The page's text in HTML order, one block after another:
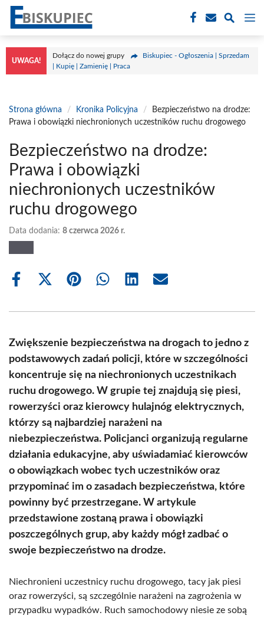
Przejdź
treści
UWAGA!
Dołącz do nowej grupy
Biskupiec - Ogłoszenia | Sprzedam
| Kupię | Zamienię | Praca
Strona główna / Kronika Policyjna /
Bezpieczeństwo na drodze:
Prawa i obowiązki niechronionych uczestników ruchu drogowego
Bezpieczeństwo na drodze:
Prawa i obowiązki
niechronionych uczestników
ruchu drogowego
Data dodania: 8 czerwca 2026 r.
Share
Share
(Twitter)
Share Share Share Share
Zwiększenie bezpieczeństwa na drogach to jedno z
podstawowych zadań policji, które w szczególności
koncentruje się na niechronionych uczestnikach
ruchu drogowego. W grupie tej znajdują się piesi,
rowerzyści oraz kierowcy hulajnóg elektrycznych,
którzy są najbardziej narażeni na
niebezpieczeństwa. Policjanci organizują regularne
działania edukacyjne, aby uświadamiać kierowców
o obowiązkach wobec tych uczestników oraz
przypominać im o zasadach bezpieczeństwa, które
powinny być przestrzegane. W artykule
przedstawione zostaną prawa i obowiązki
poszczególnych grup, aby każdy mógł zadbać o
swoje bezpieczeństwo na drodze.
Niechronieni uczestnicy ruchu drogowego, tacy jak piesi
oraz rowerzyści, są szczególnie narażeni na zagrożenia w
przypadku wypadków. Ruch samochodowy niesie ze sobą